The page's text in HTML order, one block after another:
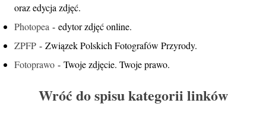
oraz edycja zdjęć.
Photopea - edytor zdjęć online.
ZPFP - Związek Polskich Fotografów Przyrody.
Fotoprawo - Twoje zdjęcie. Twoje prawo.
Wróć do spisu kategorii linków